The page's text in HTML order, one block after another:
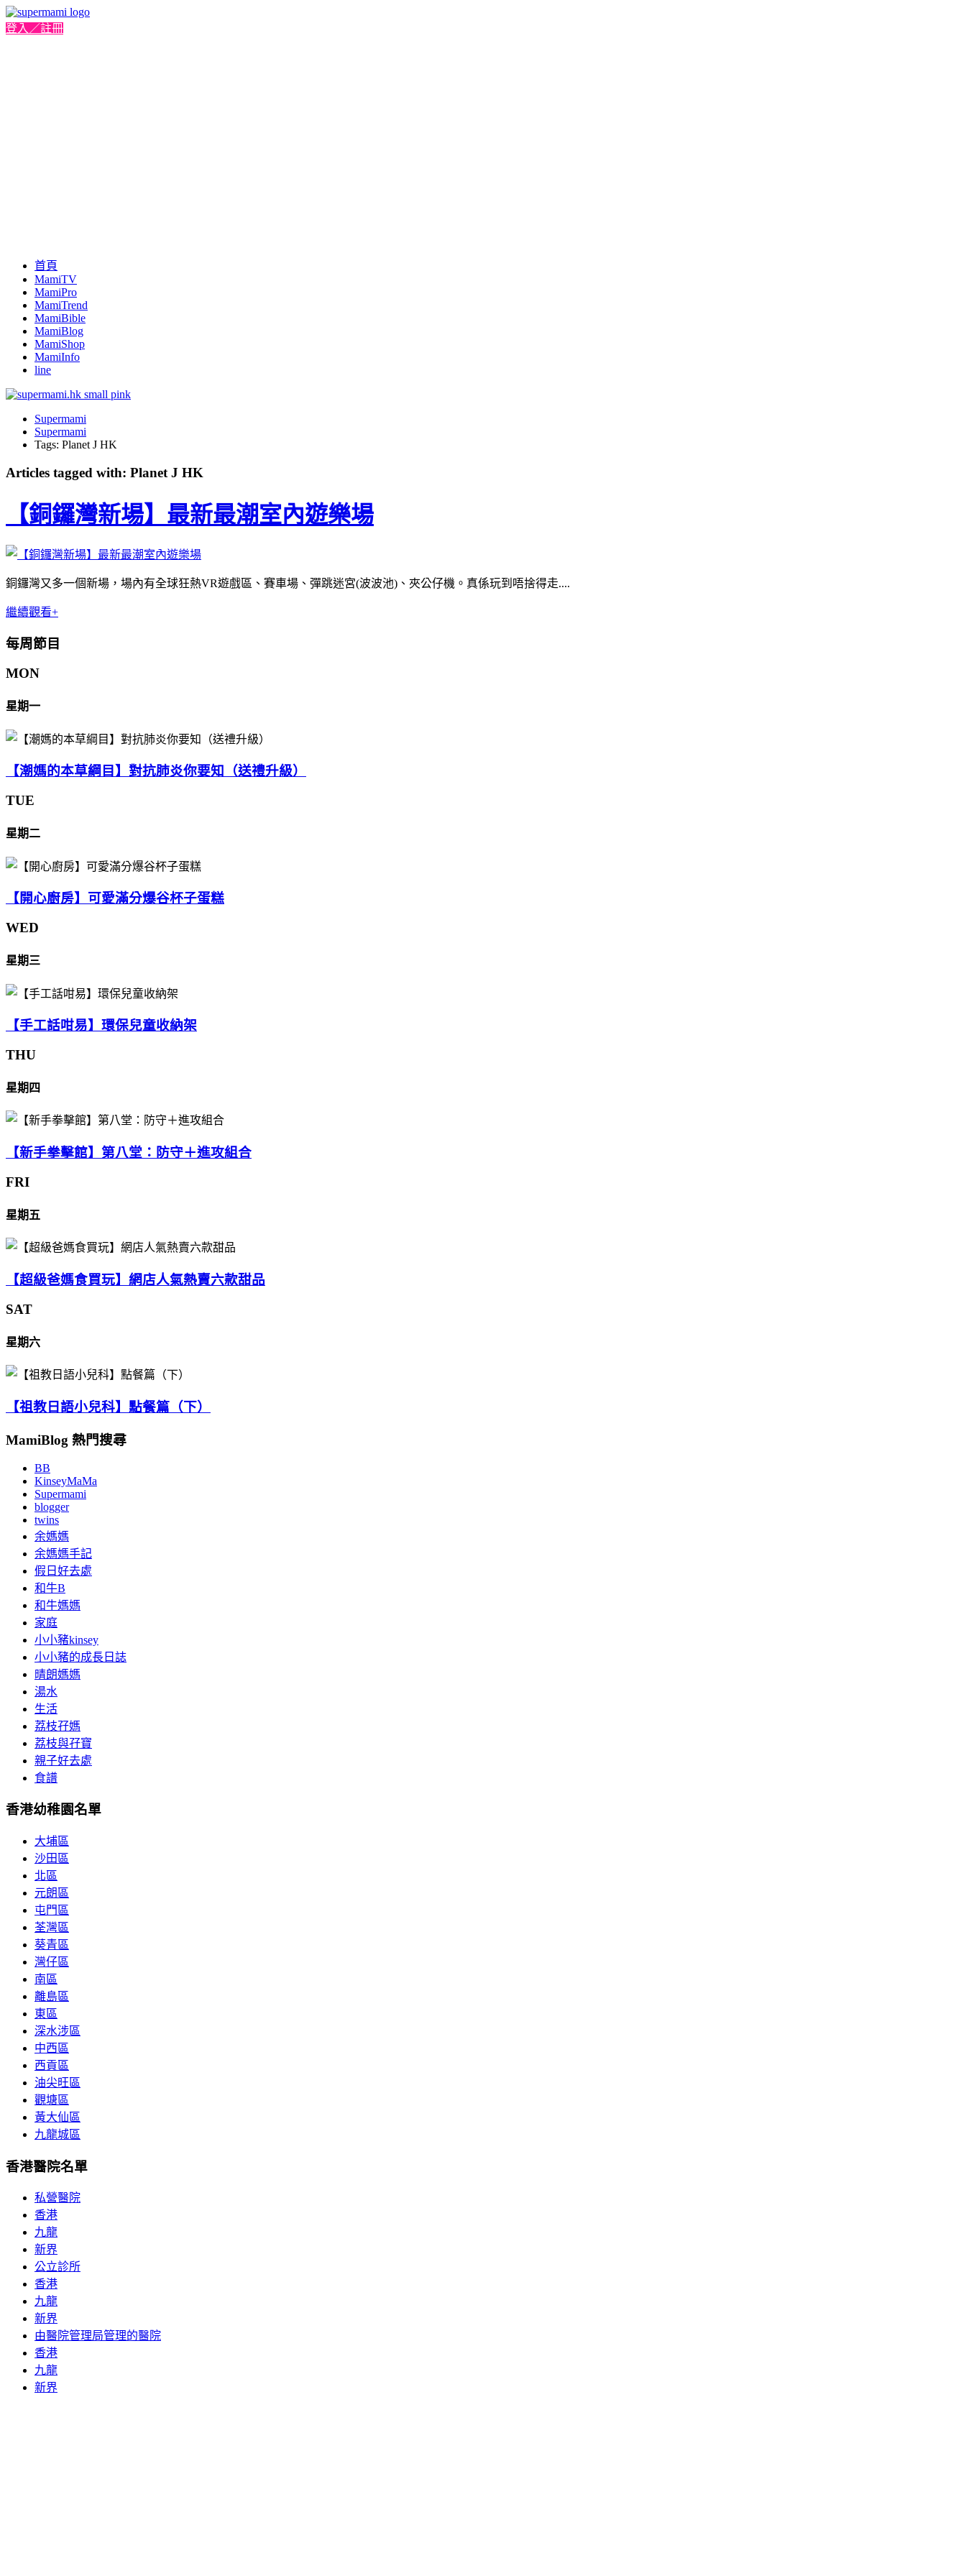
登入／註冊
首頁
MamiTV
MamiPro
MamiTrend
MamiBible
MamiBlog
MamiShop
MamiInfo
line
Supermami
Supermami
Tags: Planet J HK
Articles tagged with: Planet J HK
【銅鑼灣新場】最新最潮室內遊樂場
銅鑼灣又多一個新場，場內有全球狂熱VR遊戲區、賽車場、彈跳迷宮(波波池)、夾公仔機。真係玩到唔捨得走....
繼續觀看+
每周節目
MON
星期一
【潮媽的本草綱目】對抗肺炎你要知（送禮升級）
TUE
星期二
【開心廚房】可愛滿分爆谷杯子蛋糕
WED
星期三
【手工話咁易】環保兒童收納架
THU
星期四
【新手拳擊館】第八堂：防守＋進攻組合
FRI
星期五
【超級爸媽食買玩】網店人氣熱賣六款甜品
SAT
星期六
【祖教日語小兒科】點餐篇（下）
MamiBlog 熱門搜尋
BB
KinseyMaMa
Supermami
blogger
twins
余媽媽
余媽媽手記
假日好去處
和牛B
和牛媽媽
家庭
小小豬kinsey
小小豬的成長日誌
晴朗媽媽
湯水
生活
荔枝孖媽
荔枝與孖寶
親子好去處
食譜
香港幼稚園名單
大埔區
沙田區
北區
元朗區
屯門區
荃灣區
葵青區
灣仔區
南區
離島區
東區
深水涉區
中西區
西貢區
油尖旺區
觀塘區
黃大仙區
九龍城區
香港醫院名單
私營醫院
香港
九龍
新界
公立診所
香港
九龍
新界
由醫院管理局管理的醫院
香港
九龍
新界